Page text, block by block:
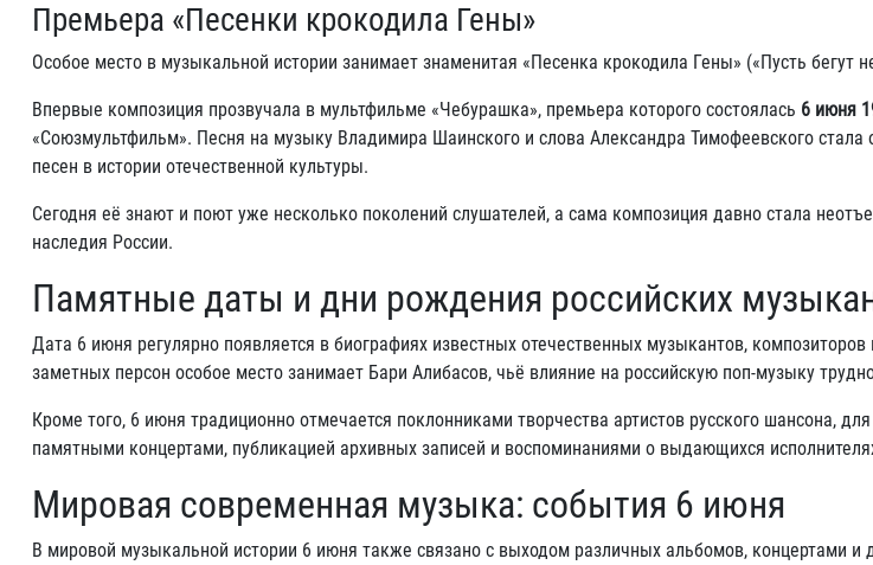
Премьера «Песенки крокодила Гены»
Особое место в музыкальной истории занимает знаменитая «Песенка крокодила Гены» («Пусть бегут
Впервые композиция прозвучала в мультфильме «Чебурашка», премьера которого состоялась 6 июня
«Союзмультфильм». Песня на музыку Владимира Шаинского и слова Александра Тимофеевского стала
песен в истории отечественной культуры.
Сегодня её знают и поют уже несколько поколений слушателей, а сама композиция давно стала
наследия России.
Памятные даты и дни рождения российских
Дата 6 июня регулярно появляется в биографиях известных отечественных музыкантов,
заметных персон особое место занимает Бари Алибасов, чьё влияние на российскую поп-музыку
Кроме того, 6 июня традиционно отмечается поклонниками творчества артистов русского шансона,
памятными концертами, публикацией архивных записей и воспоминаниями о выдающихся
Мировая современная музыка: события 6 июня
В мировой музыкальной истории 6 июня также связано с выходом различных альбомов, концертами